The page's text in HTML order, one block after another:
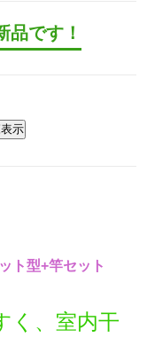
品です！
ト型+竿セット
く、室内干